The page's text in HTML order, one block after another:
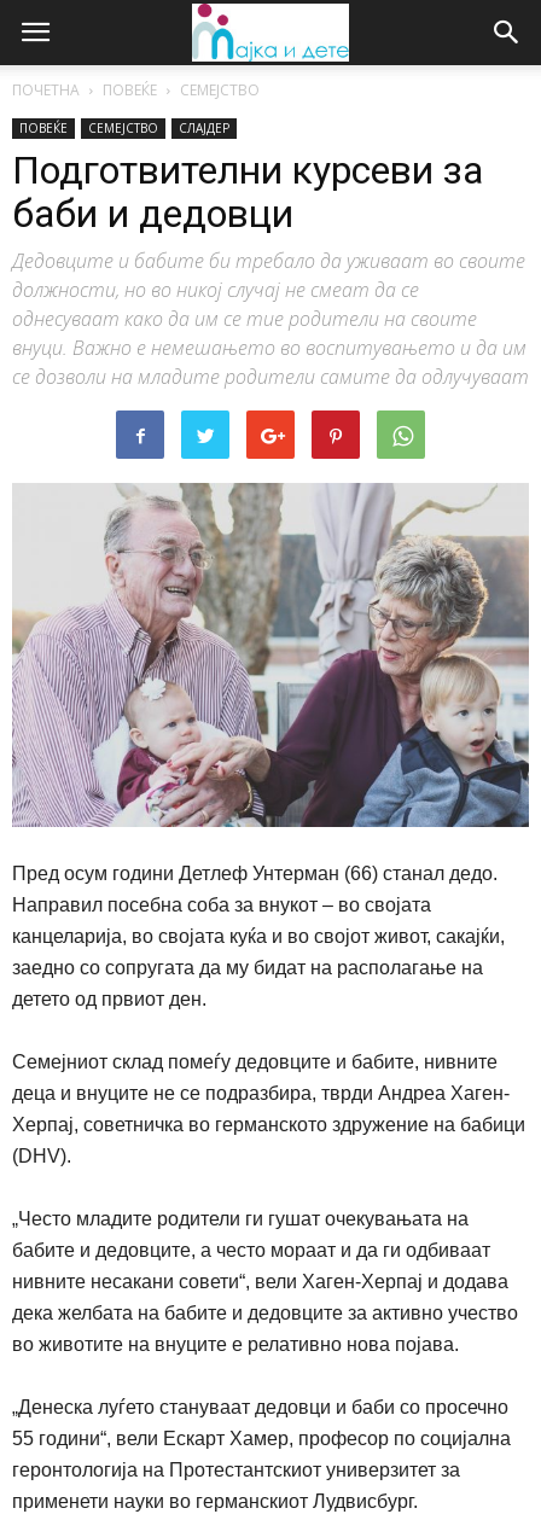
ПОЧЕТНА ПОВЕЌЕ СЕМЕЈСТВО
ПОВЕЌЕ СЕМЕЈСТВО СЛАЈДЕР
Подготвителни курсеви за
баби и дедовци
Дедовците и бабите би требало да уживаат во своите
должности, но во никој случај не смеат да се
однесуваат како да им се тие родители на своите
внуци. Важно е немешањето во воспитувањето и да им
се дозволи на младите родители самите да одлучуваат
Пред осум години Детлеф Унтерман (66) станал дедо.
Направил посебна соба за внукот – во својата
канцеларија, во својата куќа и во својот живот, сакајќи,
заедно со сопругата да му бидат на располагање на
детето од првиот ден.
Семејниот склад помеѓу дедовците и бабите, нивните
деца и внуците не се подразбира, тврди Андреа Хаген-
Херпај, советничка во германското здружение на бабици
(DHV).
„Често младите родители ги гушат очекувањата на
бабите и дедовците, а често мораат и да ги одбиваат
нивните несакани совети“, вели Хаген-Херпај и додава
дека желбата на бабите и дедовците за активно учество
во животите на внуците е релативно нова појава.
„Денеска луѓето стануваат дедовци и баби со просечно
55 години“, вели Ескарт Хамер, професор по социјална
геронтологија на Протестантскиот универзитет за
применети науки во германскиот Лудвисбург.